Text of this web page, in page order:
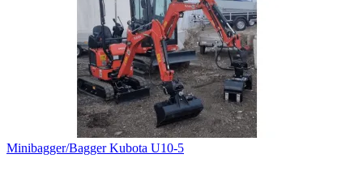
Minibagger/Bagger Kubota U10-5